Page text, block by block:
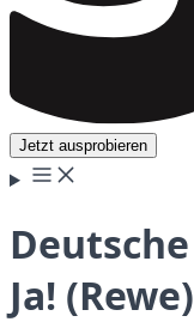
Jetzt ausprobieren
Ja! (Rewe)